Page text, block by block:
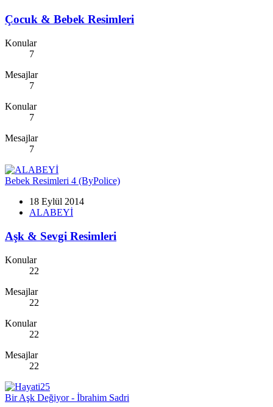
Çocuk & Bebek Resimleri
Konular
7
Mesajlar
7
Konular
7
Mesajlar
7
Bebek Resimleri 4 (ByPolice)
18 Eylül 2014
ALABEYİ
Aşk & Sevgi Resimleri
Konular
22
Mesajlar
22
Konular
22
Mesajlar
22
Bir Aşk Değiyor - İbrahim Sadri